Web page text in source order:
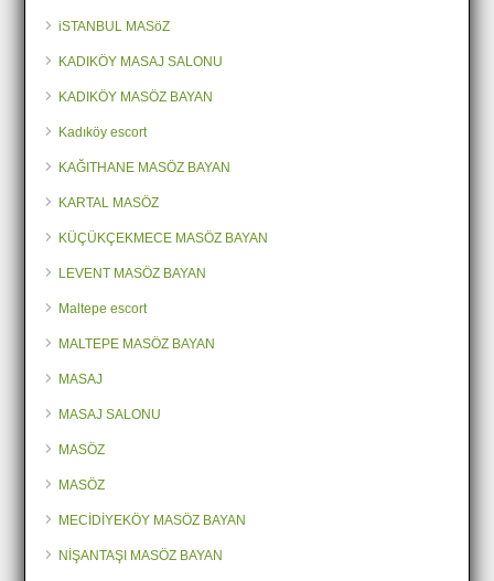
iSTANBUL MASöZ
KADIKÖY MASAJ SALONU
KADIKÖY MASÖZ BAYAN
Kadıköy escort
KAĞITHANE MASÖZ BAYAN
KARTAL MASÖZ
KÜÇÜKÇEKMECE MASÖZ BAYAN
LEVENT MASÖZ BAYAN
Maltepe escort
MALTEPE MASÖZ BAYAN
MASAJ
MASAJ SALONU
MASÖZ
MASÖZ
MECİDİYEKÖY MASÖZ BAYAN
NİŞANTAŞI MASÖZ BAYAN